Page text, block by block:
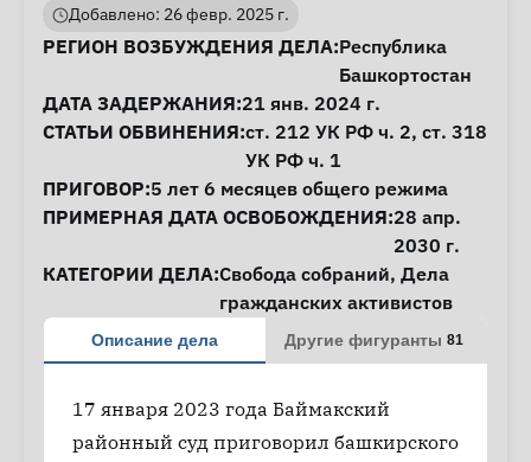
Добавлено: 26 февр. 2025 г.
Информация о деле
РЕГИОН ВОЗБУЖДЕНИЯ ДЕЛА:Республика
Башкортостан
ДАТА ЗАДЕРЖАНИЯ:21 янв. 2024 г.
СТАТЬИ ОБВИНЕНИЯ:ст. 212 УК РФ ч. 2, ст. 318
УК РФ ч. 1
ПРИГОВОР:5 лет 6 месяцев общего режима
ПРИМЕРНАЯ ДАТА ОСВОБОЖДЕНИЯ:28 апр.
2030 г.
КАТЕГОРИИ ДЕЛА:Свобода собраний, Дела
гражданских активистов
Описание дела Другие фигуранты 81
17 января 2023 года Баймакский
районный суд приговорил башкирского